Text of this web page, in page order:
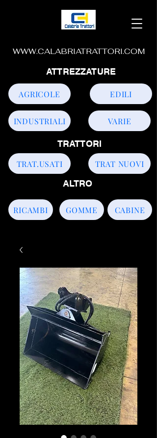
WWW.CALABRIATRATTORI.COM
TRAT.USATI TRAT NUOVI
INDUSTRIALI
AGRICOLE EDILI
VARIE
CABINE
GOMME
RICAMBI
ATTREZZATURE
TRATTORI
ALTRO